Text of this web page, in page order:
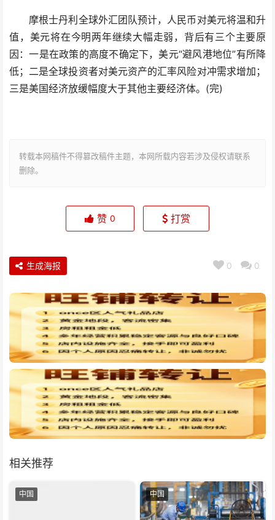
摩根士丹利全球外汇团队预计，人民币对美元将温和升
值，美元将在今明两年继续大幅走弱，背后有三个主要原
因：一是在政策的高度不确定下，美元“避风港地位”有所降
低；二是全球投资者对美元资产的汇率风险对冲需求增加；
三是美国经济放缓幅度大于其他主要经济体。(完)
转载本网稿件不得篡改稿件主题，本网所载内容若涉及侵权请联系
删除。
赞 0 打赏
0 0
生成海报
相关推荐
中国 中国